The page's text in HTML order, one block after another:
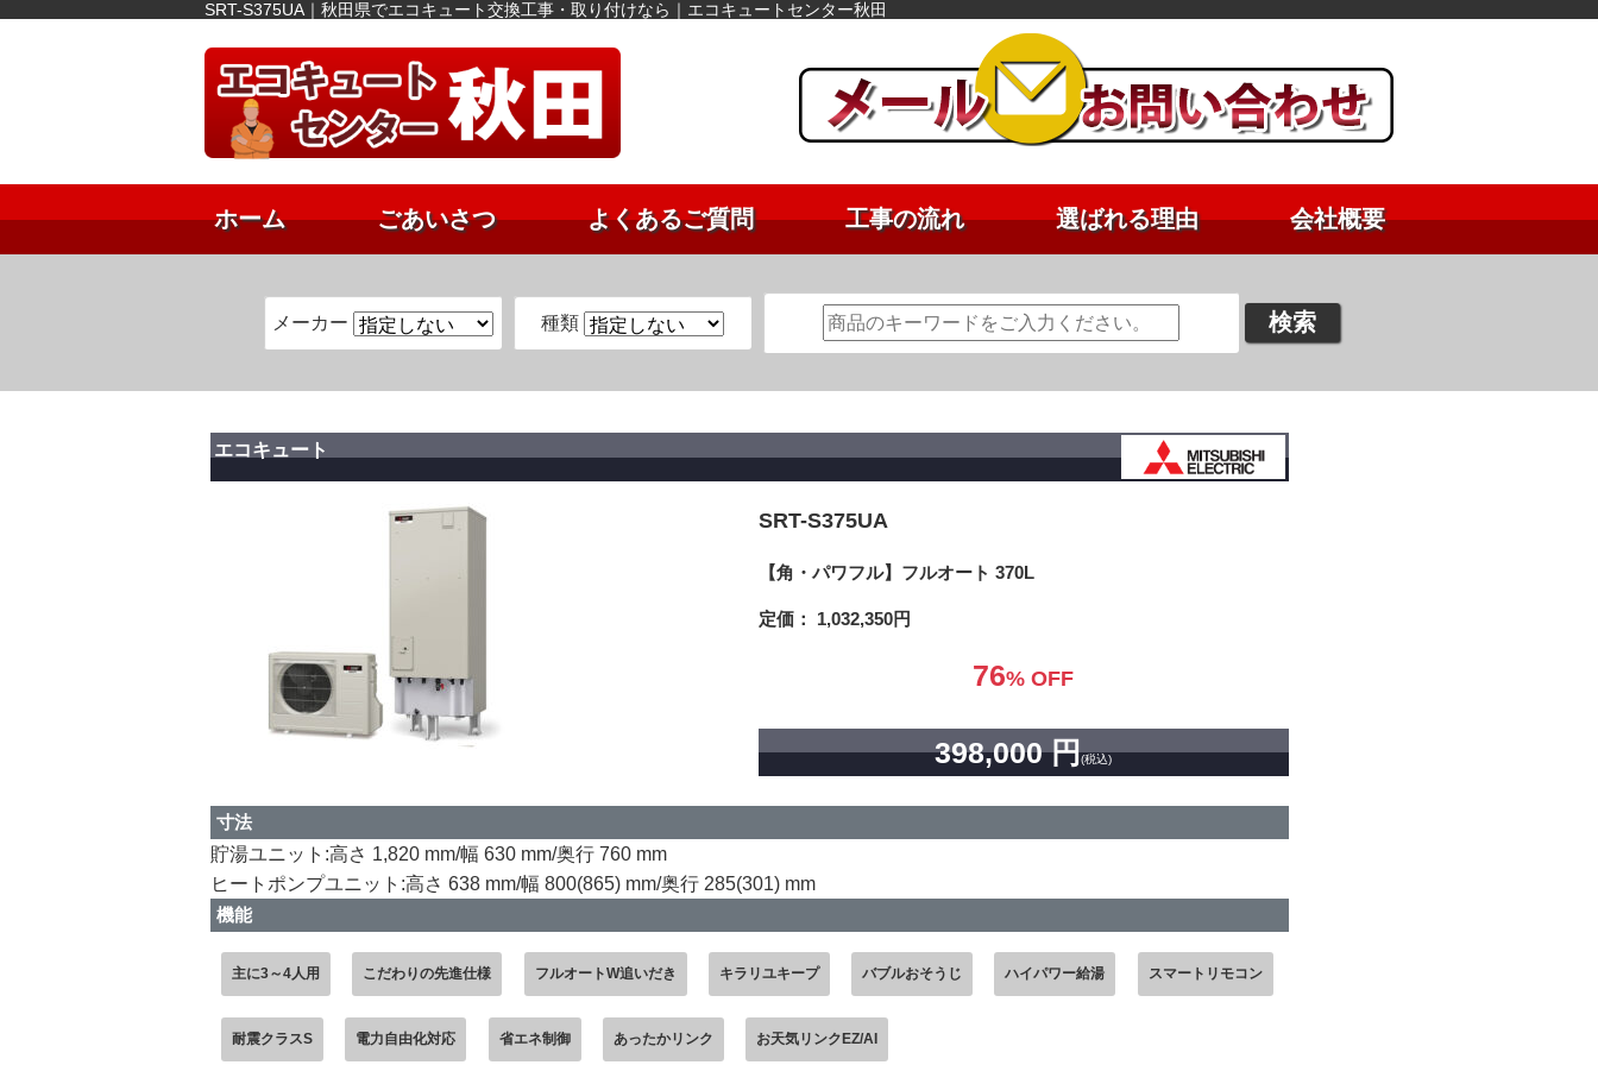
SRT-S375UA｜秋田県でエコキュート交換工事・取り付けなら｜エコキュートセンター秋田
ホーム ごあいさつ よくあるご質問 工事の流れ 選ばれる理由 会社概要
メーカー 種類
エコキュート
SRT-S375UA
【角・パワフル】フルオート 370L
定価： 1,032,350円
76% OFF
398,000 円(税込)
寸法
貯湯ユニット:高さ 1,820 mm/幅 630 mm/奥行 760 mm
ヒートポンプユニット:高さ 638 mm/幅 800(865) mm/奥行 285(301) mm
機能
主に3～4人用 こだわりの先進仕様 フルオートW追いだき キラリユキープ バブルおそうじ ハイパワー給湯 スマートリモコン
耐震クラスS 電力自由化対応 省エネ制御 あったかリンク お天気リンクEZ/AI